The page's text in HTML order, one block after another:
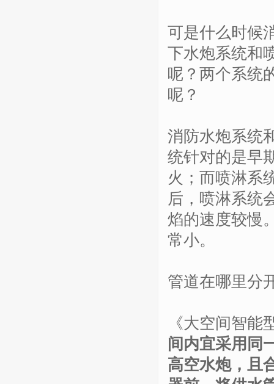
可是什么时候
下水炮系统和
呢？两个系统
呢？
消防水炮系统
统针对的是早
火；而喷淋系
后，喷淋系统
焰的速度较慢
常小。
管道在哪里分
《大空间智
间内宜采用同
高空水炮，且